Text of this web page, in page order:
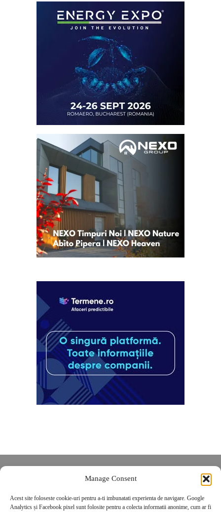
Manage Consent
Acest site foloseste cookie-uri pentru a-ti imbunatati experienta de navigare. Google
Analytics și Facebook pixel sunt folosite pentru a colecta informatii anonime, cum ar fi
POLITICĂ DE CONFIDENȚIALITATE